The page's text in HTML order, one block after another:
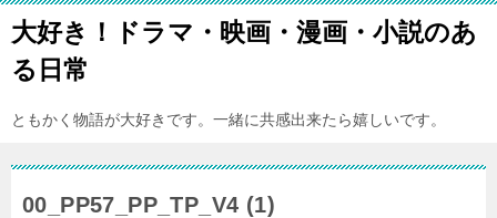
大好き！ドラマ・映画・漫画・小説のあ
る日常
ともかく物語が大好きです。一緒に共感出来たら嬉しいです。
00_PP57_PP_TP_V4 (1)